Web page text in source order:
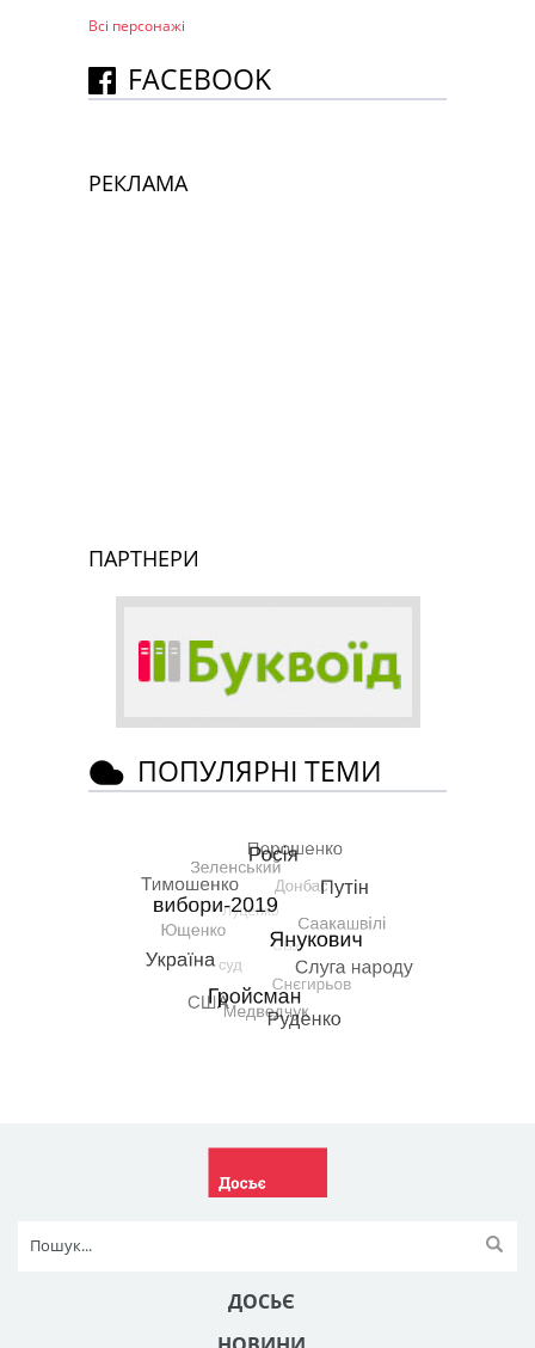
Всі персонажi
FACEBOOK
РЕКЛАМА
ПАРТНЕРИ
ПОПУЛЯРНІ ТЕМИ
ДОСЬЄ